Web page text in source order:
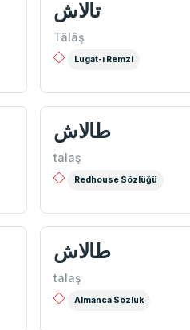
تالاش
Tâlâş
Lugat-ı Remzi
طالاش
talaş
Redhouse Sözlüğü
طالاش
talaş
Almanca Sözlük